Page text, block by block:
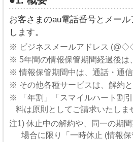
お客さまのau電話番号とメー
します。
※ ビジネスメールアドレス
※ 5年間の情報保管期間経過後は
※ 情報保管期間中は、通話・通
※ その他各種サービスは、解約
※ 「年割」「スマイルハート割
料は原則としてご請求いたしま
注1) 休止中の解約や、同一の期
場合に限り「一時休止 (情報